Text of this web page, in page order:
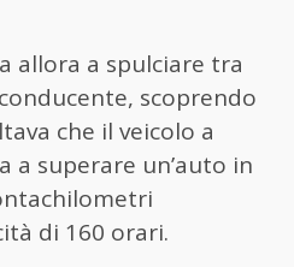
allora a spulciare tra
scoprendo
che il veicolo a
a superare un’auto in
di 160 orari.